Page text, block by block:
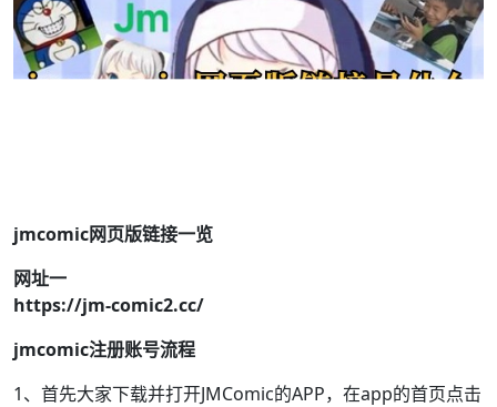
jmcomic网页版链接一览
网址一
https://jm-comic2.cc/
jmcomic注册账号流程
1、首先大家下载并打开JMComic的APP，在app的首页点击